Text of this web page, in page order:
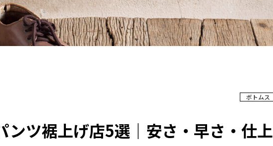
ボトムス
ンツ裾上げ店5選｜安さ・早さ・仕上